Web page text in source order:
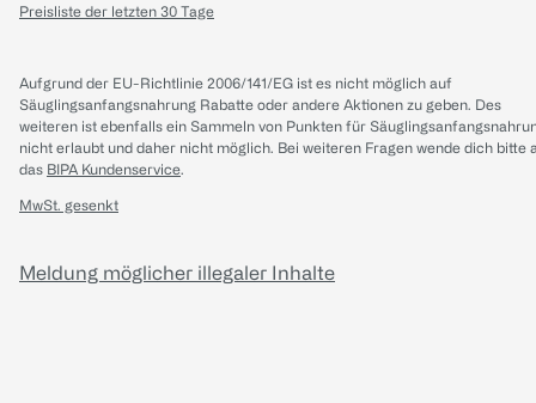
Preisliste der letzten 30 Tage
Aufgrund der EU-Richtlinie 2006/141/EG ist es nicht möglich auf
Säuglingsanfangsnahrung Rabatte oder andere Aktionen zu geben. Des
weiteren ist ebenfalls ein Sammeln von Punkten für
nicht erlaubt und daher nicht möglich. Bei weiteren Fragen wende dich bitte
das BIPA Kundenservice.
MwSt. gesenkt
Meldung möglicher illegaler Inhalte